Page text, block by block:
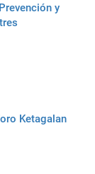
y
Ketagalan